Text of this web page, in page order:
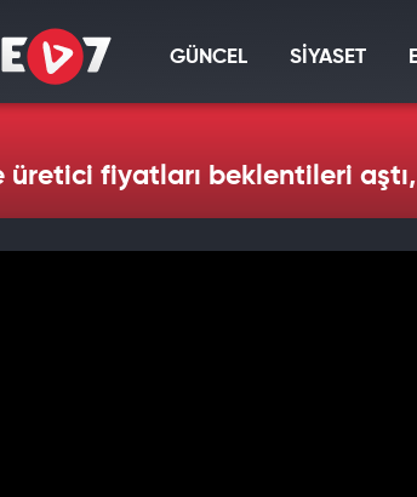
GÜNCEL SİYASET
üretici fiyatları beklentileri